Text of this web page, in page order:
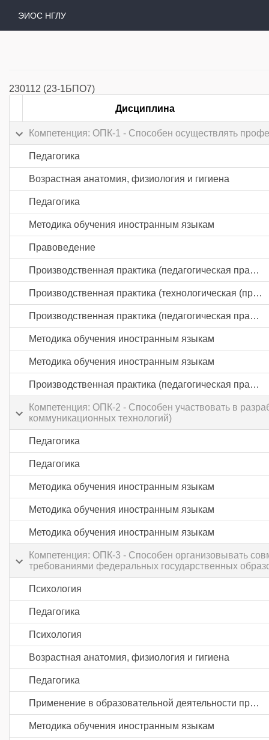
ЭИОС НГЛУ
230112 (23-1БПО7)
Дисциплина
Компетенция: ОПК-1 - Способен осуществлять
Педагогика
Возрастная анатомия, физиология и гигиена
Педагогика
Методика обучения иностранным языкам
Правоведение
Производственная практика (педагогическая практика) часть 1
Производственная практика (технологическая (проектно-технологическая) практика)
Производственная практика (педагогическая практика) часть 2
Методика обучения иностранным языкам
Методика обучения иностранным языкам
Производственная практика (педагогическая практика) часть 3
Компетенция: ОПК-2 - Способен участвовать в
коммуникационных технологий)
Педагогика
Педагогика
Методика обучения иностранным языкам
Методика обучения иностранным языкам
Методика обучения иностранным языкам
Компетенция: ОПК-3 - Способен организовывать
требованиями федеральных государственных
Психология
Педагогика
Психология
Возрастная анатомия, физиология и гигиена
Педагогика
Применение в образовательной деятельности проблематики геноцида советского народа в годы Великой Отечественной войны на основе проекта "Без срока давности"
Методика обучения иностранным языкам